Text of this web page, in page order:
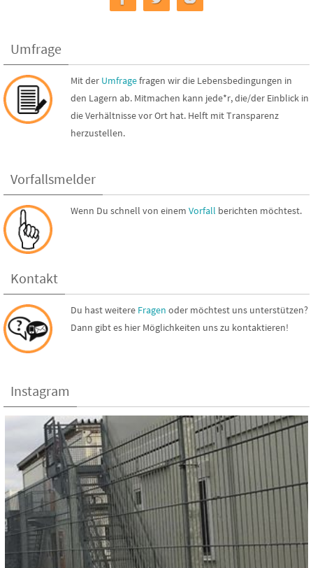
Umfrage
Mit der Umfragefragen wir die Lebensbedingungen in
den Lagern ab. Mitmachen kann jede*r, die/der Einblick in
die Verhältnisse vor Ort hat. Helft mit Transparenz
herzustellen.
Vorfallsmelder
Wenn Du schnell von einem Vorfall berichten möchtest.
Kontakt
Du hast weitere Fragen oder möchtest uns unterstützen?
Dann gibt es hier Möglichkeiten uns zu kontaktieren!
Instagram